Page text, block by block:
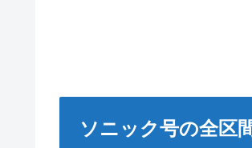
ソニック号の全区